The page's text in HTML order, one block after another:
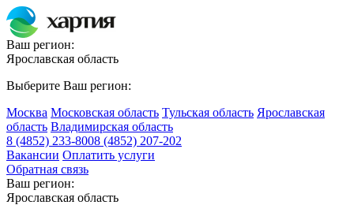
Ваш регион:
Ярославская область
Выберите Ваш регион:
Москва Московская область Тульская область Ярославская
область Владимирская область
8 (4852) 233-8008 (4852) 207-202
Вакансии Оплатить услуги
Обратная связь
Ваш регион:
Ярославская область